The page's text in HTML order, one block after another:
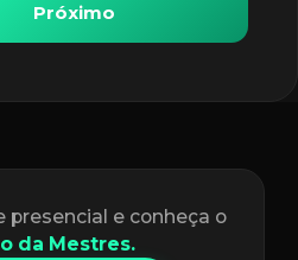
Próximo
presencial e conheça o
da Mestres.